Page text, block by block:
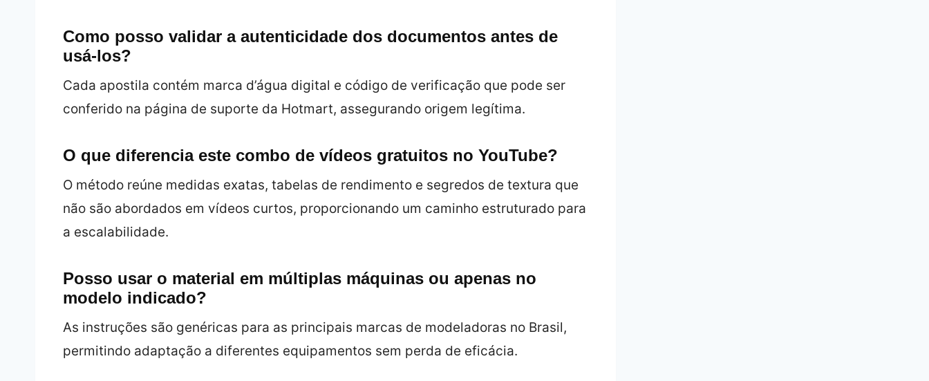
Como posso validar a autenticidade dos documentos antes de
usá‑los?
Cada apostila contém marca d’água digital e código de verificação que pode ser
conferido na página de suporte da Hotmart, assegurando origem legítima.
O que diferencia este combo de vídeos gratuitos no YouTube?
O método reúne medidas exatas, tabelas de rendimento e segredos de textura que
não são abordados em vídeos curtos, proporcionando um caminho estruturado para
a escalabilidade.
Posso usar o material em múltiplas máquinas ou apenas no
modelo indicado?
As instruções são genéricas para as principais marcas de modeladoras no Brasil,
permitindo adaptação a diferentes equipamentos sem perda de eficácia.